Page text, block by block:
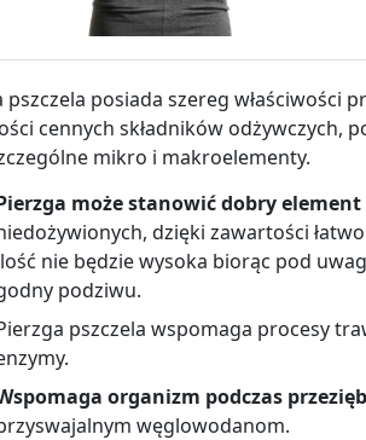
pszczela posiada szereg
cennych składników odżywczych,
mikro i makroelementy.
może stanowić dobry
dzięki zawartości
nie będzie wysoka biorąc pod
podziwu.
pszczela wspomaga procesy
organizm podczas
węglowodanom.